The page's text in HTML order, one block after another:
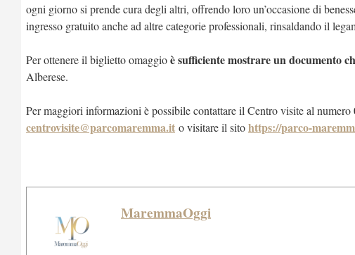
ogni giorno si prende cura degli altri, offrendo loro un’occasione di
ingresso gratuito anche ad altre categorie professionali, rinsaldando il
Per ottenere il biglietto omaggioè sufficiente mostrare un documento
Alberese.
Per maggiori informazioni è possibile contattare il Centro visite al
centrovisite@parcomaremma.it o visitare il sitohttps://parco-
MaremmaOggi